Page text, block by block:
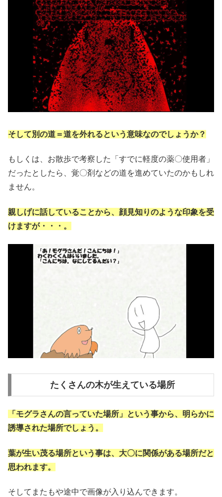
そして別の道＝道を外れるという意味なのでしょうか？
もしくは、お散歩で考察した「すでに軽度の薬〇使用者」
だったとしたら、覚〇剤などの道を進めていたのかもしれ
ません。
親しげに話していることから、顔見知りのような印象を受
けますが・・・。
たくさんの木が生えている場所
「モグラさんの言っていた場所」という事から、明らかに
誘導された場所でしょう。
葉が生い茂る場所という事は、大〇に関係がある場所だと
思われます。
そしてまたもや途中で画像が入り込んできます。